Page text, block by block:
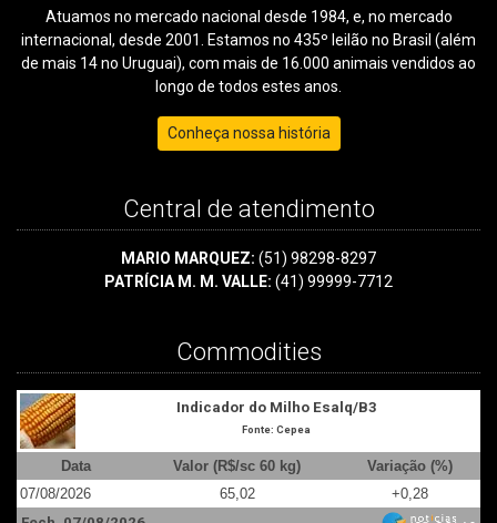
Atuamos no mercado nacional desde 1984, e, no mercado
internacional, desde 2001. Estamos no 435º leilão no Brasil (além
de mais 14 no Uruguai), com mais de 16.000 animais vendidos ao
longo de todos estes anos.
Conheça nossa história
Central de atendimento
MARIO MARQUEZ: (51) 98298-8297
PATRÍCIA M. M. VALLE: (41) 99999-7712
Commodities
Indicador do Milho Esalq/B3
Fonte: Cepea
Data Valor (R$/sc 60 kg)
Variação (%)
07/08/2026
65,02
+0,28